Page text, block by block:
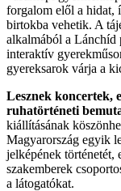
forgalom elől a hidat,
birtokba vehetik. A
alkalmából a Lánchíd
interaktív
gyereksarok várja a
Lesznek koncertek,
ruhatörténeti
kiállításának
Magyarország egyik
jelképének történetét,
szakemberek
a látogatókat.